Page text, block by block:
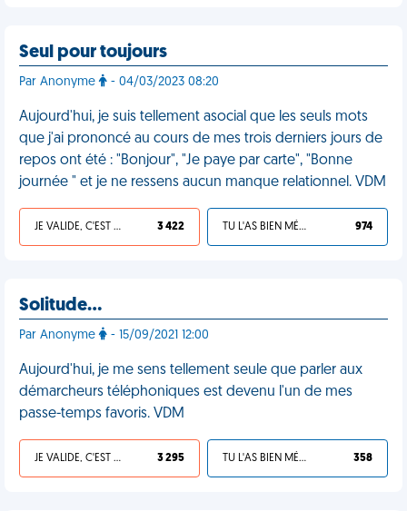
Seul pour toujours
Par Anonyme - 04/03/2023 08:20
Aujourd'hui, je suis tellement asocial que les seuls mots
que j'ai prononcé au cours de mes trois derniers jours de
repos ont été : "Bonjour", "Je paye par carte", "Bonne
journée " et je ne ressens aucun manque relationnel. VDM
JE VALIDE, C'EST UNE VDM 3 422 TU L'AS BIEN MÉRITÉ 974
Solitude…
Par Anonyme - 15/09/2021 12:00
Aujourd'hui, je me sens tellement seule que parler aux
démarcheurs téléphoniques est devenu l'un de mes
passe-temps favoris. VDM
JE VALIDE, C'EST UNE VDM 3 295 TU L'AS BIEN MÉRITÉ 358